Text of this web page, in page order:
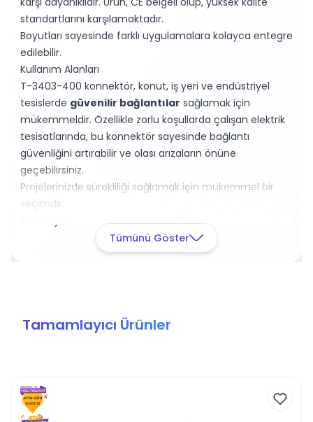
standartlarını karşılamaktadır.
Boyutları sayesinde farklı uygulamalara kolayca entegre
edilebilir.
Kullanım Alanları
T-3403-400 konnektör, konut, iş yeri ve endüstriyel
tesislerde güvenilir bağlantılar sağlamak için
mükemmeldir. Özellikle zorlu koşullarda çalışan elektrik
tesisatlarında, bu konnektör sayesinde bağlantı
güvenliğini artırabilir ve olası arızaların önüne
geçebilirsiniz.
Projelerinizde sürekliliği sağlamak için mükemmel bir
seçimdir.
Rakiplerinden farklı olarak, T-3403-400 konnektör, uzun
ömürlü yapısı ve düşük bakım gereksinimi ile öne
Hemen sepete ekleyin ve projelerinizde güvenilir
Tümünü Göster
Tamamlayıcı Ürünler